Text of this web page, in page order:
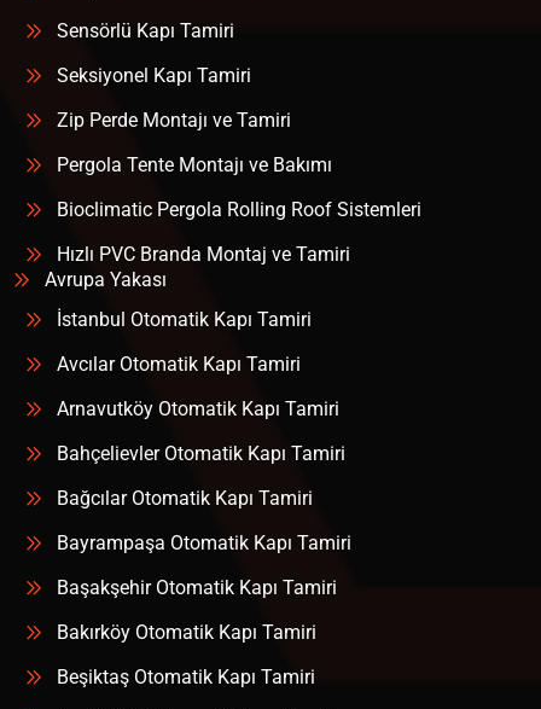
Sensörlü Kapı Tamiri
Seksiyonel Kapı Tamiri
Zip Perde Montajı ve Tamiri
Pergola Tente Montajı ve Bakımı
Bioclimatic Pergola Rolling Roof Sistemleri
Hızlı PVC Branda Montaj ve Tamiri
Avrupa Yakası
İstanbul Otomatik Kapı Tamiri
Avcılar Otomatik Kapı Tamiri
Arnavutköy Otomatik Kapı Tamiri
Bahçelievler Otomatik Kapı Tamiri
Bağcılar Otomatik Kapı Tamiri
Bayrampaşa Otomatik Kapı Tamiri
Başakşehir Otomatik Kapı Tamiri
Bakırköy Otomatik Kapı Tamiri
Beşiktaş Otomatik Kapı Tamiri